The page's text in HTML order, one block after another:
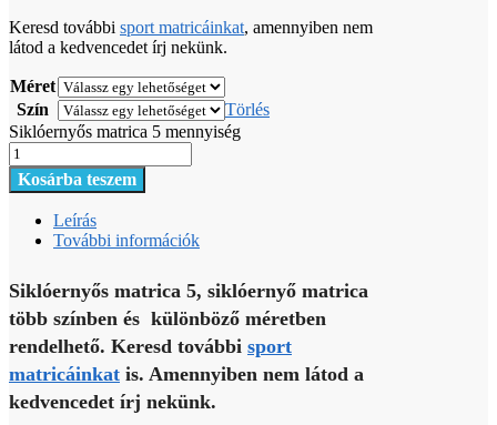
Keresd további sport matricáinkat, amennyiben nem
látod a kedvencedet írj nekünk.
Méret
Szín
Törlés
Siklóernyős matrica 5 mennyiség
Kosárba teszem
Leírás
További információk
Siklóernyős matrica 5, siklóernyő matrica
több színben és különböző méretben
rendelhető. Keresd további sport
matricáinkat is. Amennyiben nem látod a
kedvencedet írj nekünk.